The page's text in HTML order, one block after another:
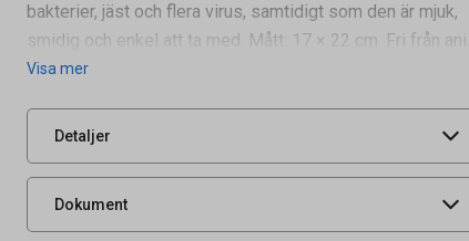
bakterier, jäst och flera virus, samtidigt som den är mjuk,
smidig och enkel att ta med. Mått: 17 × 22 cm. Fri från ani
Visa mer
Detaljer
Tidigare artikelnummer 51010229
Leverantörens
UNSPSC 53131627
Dokument
Produktdatablad